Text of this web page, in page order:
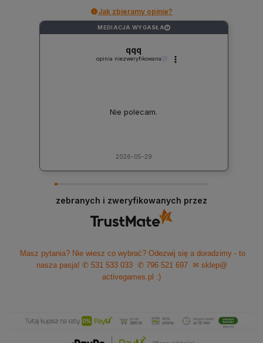
Jak zbieramy opinie?
MEDIACJA WYGASŁA ?
qqq
opinia niezweryfikowana
Nie polecam.
2026-05-29
zebranych i zweryfikowanych przez
Masz pytania? Nie wiesz co wybrać? Odezwij się a doradzimy - to
nasza pasja! ✆ 531 533 033 ✆ 796 521 697
✉ sklep@
activegames.pl :)